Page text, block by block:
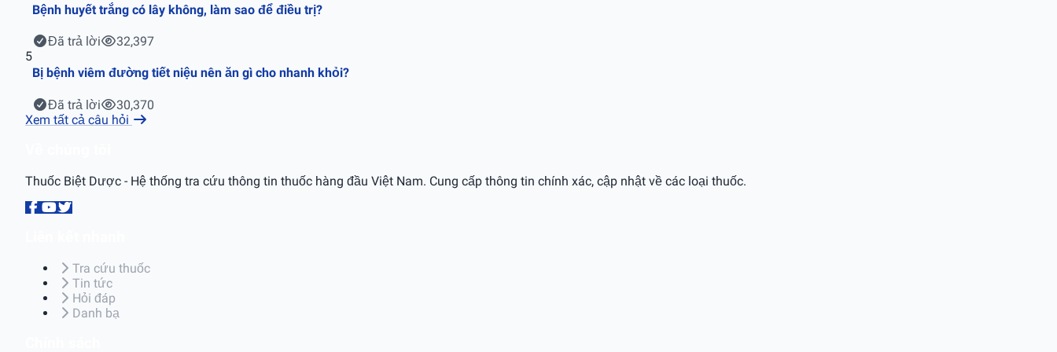
Bệnh huyết trắng có lây không, làm sao để điều trị?
Đã trả lời
32,397
5
Bị bệnh viêm đường tiết niệu nên ăn gì cho nhanh khỏi?
Đã trả lời
30,370
Xem tất cả câu hỏi
Thuốc Biệt Dược - Hệ thống tra cứu thông tin thuốc hàng đầu Việt Nam. Cung cấp thông tin chính xác, cập nhật về các loại thuốc.
Tra cứu thuốc
Tin tức
Hỏi đáp
Danh bạ